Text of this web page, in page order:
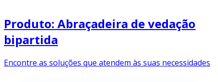
Produto: Abraçadeira de vedação
bipartida
Encontre as soluções que atendem às suas necessidades